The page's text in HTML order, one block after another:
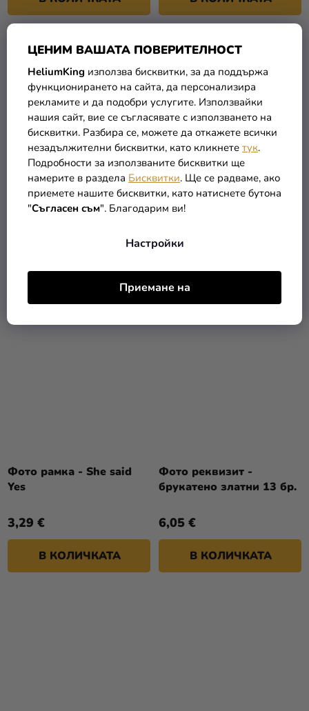
ЦЕНИМ ВАШАТА ПОВЕРИТЕЛНОСТ
HeliumKing използва бисквитки, за да поддържа
функционирането на сайта, да персонализира
рекламите и да подобри услугите. Използвайки
нашия сайт, вие се съгласявате с използването на
бисквитки. Разбира се, можете да откажете всички
незадължителни бисквитки, като кликнете тук.
Подробности за използваните бисквитки ще
намерите в раздела Бисквитки. Ще се радваме, ако
приемете нашите бисквитки, като натиснете бутона
"Съгласен съм". Благодарим ви!
Настройки
Приемане на
РАЗПРОДАЖБА
Сватбена фоторамка -
Best Day Ever
Стена с балони омбре
розово
31,29 €
Фото рамка - She said
Yes
3,29 €
В КОЛИЧКАТА
Фото реквизит -
брукатено златни 13 бр.
6,05 €
В КОЛИЧКАТА